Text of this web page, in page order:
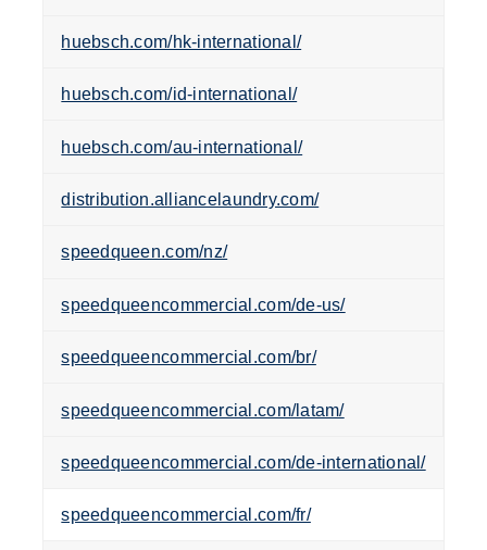
huebsch.com/hk-international/
huebsch.com/id-international/
huebsch.com/au-international/
distribution.alliancelaundry.com/
speedqueen.com/nz/
speedqueencommercial.com/de-us/
speedqueencommercial.com/br/
speedqueencommercial.com/latam/
speedqueencommercial.com/de-international/
speedqueencommercial.com/fr/